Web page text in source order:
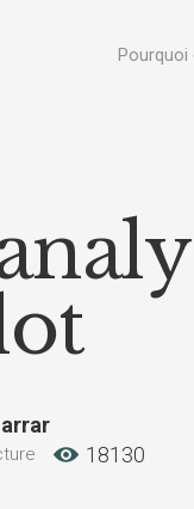
Pourquoi
18130